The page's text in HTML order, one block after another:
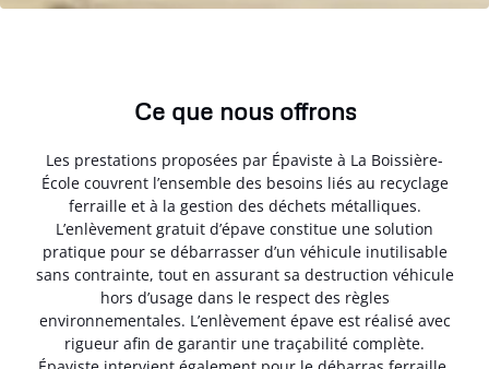
Ce que nous offrons
Les prestations proposées par Épaviste à La Boissière-
École couvrent l’ensemble des besoins liés au recyclage
ferraille et à la gestion des déchets métalliques.
L’enlèvement gratuit d’épave constitue une solution
pratique pour se débarrasser d’un véhicule inutilisable
sans contrainte, tout en assurant sa destruction véhicule
hors d’usage dans le respect des règles
environnementales. L’enlèvement épave est réalisé avec
rigueur afin de garantir une traçabilité complète.